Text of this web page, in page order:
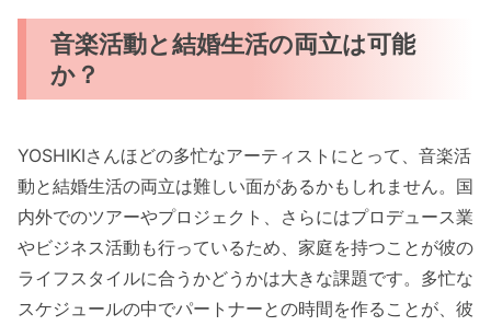
音楽活動と結婚生活の両立は可能
か？
YOSHIKIさんほどの多忙なアーティストにとって、音楽活
動と結婚生活の両立は難しい面があるかもしれません。国
内外でのツアーやプロジェクト、さらにはプロデュース業
やビジネス活動も行っているため、家庭を持つことが彼の
ライフスタイルに合うかどうかは大きな課題です。多忙な
スケジュールの中でパートナーとの時間を作ることが、彼